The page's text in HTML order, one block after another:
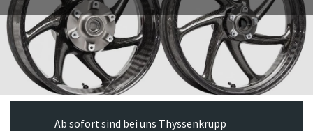
Ab sofort sind bei uns Thyssenkrupp